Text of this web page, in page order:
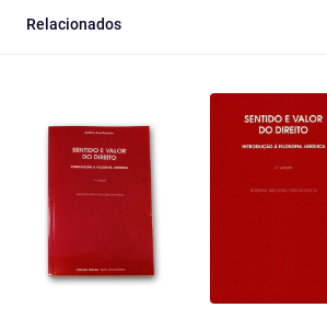
Relacionados